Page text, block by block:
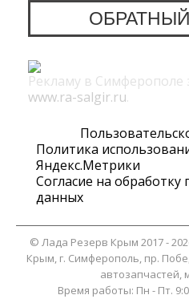
Рекламу в Симферополе
www.ra-salgir.ru.
Политика
Яндекс.Метрики
Согласие на обработку
данных
© Лада Резерв Крым 2017 -
Крым, г. Симферополь, пр.
автозапчастей,
Время работы: Пн - Пт.